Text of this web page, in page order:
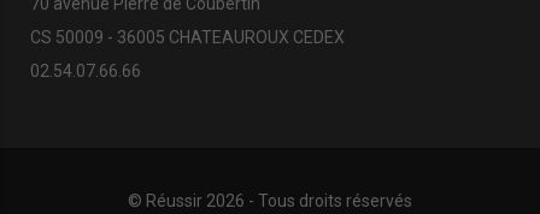
CS 50009 - 36005 CHATEAUROUX CEDEX
02.54.07.66.66
© Réussir 2026 - Tous droits réservés